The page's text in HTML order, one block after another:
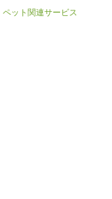
ペット関連サービス